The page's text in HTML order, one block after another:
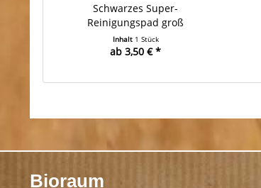
Schwarzes Super-
Reinigungspad groß
Inhalt 1 Stück
ab 3,50 € *
Bioraum